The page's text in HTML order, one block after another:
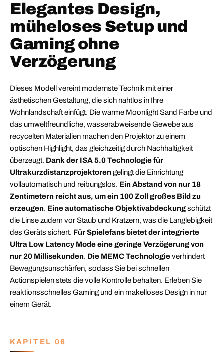
Elegantes Design,
müheloses Setup und
Gaming ohne
Verzögerung
Dieses Modell vereint modernste Technik mit einer
ästhetischen Gestaltung, die sich nahtlos in Ihre
Wohnlandschaft einfügt. Die warme Moonlight Sand Farbe und
das umweltfreundliche, wasserabweisende Gewebe aus
recycelten Materialien machen den Projektor zu einem
optischen Highlight, das gleichzeitig durch Nachhaltigkeit
überzeugt. Dank der ISA 5.0 Technologie für
Ultrakurzdistanzprojektorengelingt die Einrichtung
vollautomatisch und reibungslos. Ein Abstand von nur 18
Zentimetern reicht aus, um ein 100 Zoll großes Bild zu
erzeugen. Eine automatische Objektivabdeckungschützt
die Linse zudem vor Staub und Kratzern, was die Langlebigkeit
des Geräts sichert. Für Spielefans bietet der integrierte
Ultra Low Latency Mode eine geringe Verzögerung von
nur 20 Millisekunden. Die MEMC Technologieverhindert
Bewegungsunschärfen, sodass Sie bei schnellen
Actionspielen stets die volle Kontrolle behalten. Erleben Sie
reaktionsschnelles Gaming und ein makelloses Design in nur
einem Gerät.
KAPITEL 06